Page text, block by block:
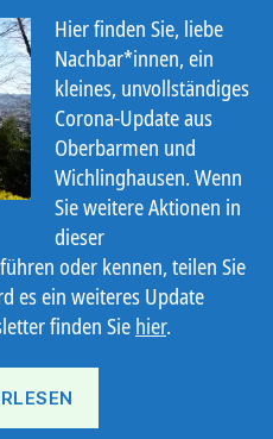
Hier finden Sie, liebe
Nachbar*innen, ein
kleines, unvollständiges
Corona-Update aus
Oberbarmen und
Wichlinghausen. Wenn
Sie weitere Aktionen in
dieser
oder kennen, teilen Sie
es ein weiteres Update
finden Sie hier.